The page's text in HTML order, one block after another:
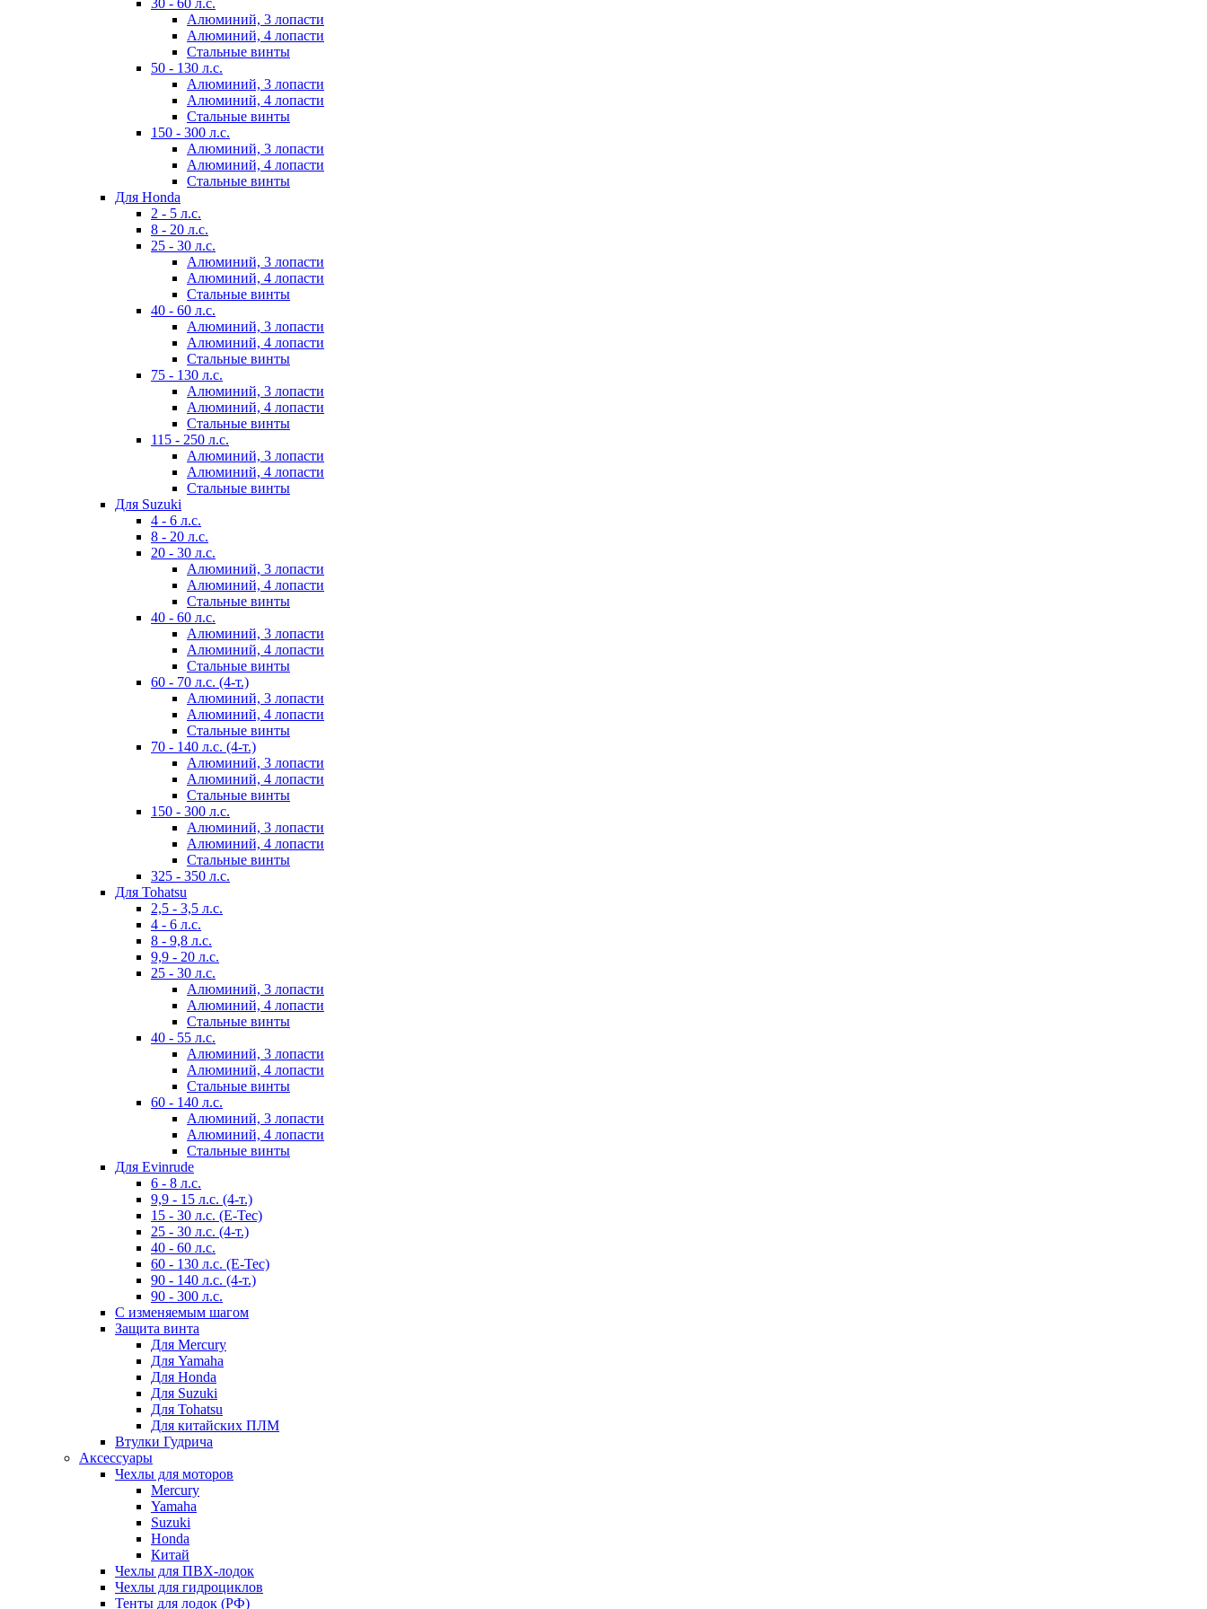
30 - 60 л.с.
Алюминий, 3 лопасти
Алюминий, 4 лопасти
Стальные винты
50 - 130 л.с.
Алюминий, 3 лопасти
Алюминий, 4 лопасти
Стальные винты
150 - 300 л.с.
Алюминий, 3 лопасти
Алюминий, 4 лопасти
Стальные винты
Для Honda
2 - 5 л.с.
8 - 20 л.с.
25 - 30 л.с.
Алюминий, 3 лопасти
Алюминий, 4 лопасти
Стальные винты
40 - 60 л.с.
Алюминий, 3 лопасти
Алюминий, 4 лопасти
Стальные винты
75 - 130 л.с.
Алюминий, 3 лопасти
Алюминий, 4 лопасти
Стальные винты
115 - 250 л.с.
Алюминий, 3 лопасти
Алюминий, 4 лопасти
Стальные винты
Для Suzuki
4 - 6 л.с.
8 - 20 л.с.
20 - 30 л.с.
Алюминий, 3 лопасти
Алюминий, 4 лопасти
Стальные винты
40 - 60 л.с.
Алюминий, 3 лопасти
Алюминий, 4 лопасти
Стальные винты
60 - 70 л.с. (4-т.)
Алюминий, 3 лопасти
Алюминий, 4 лопасти
Стальные винты
70 - 140 л.с. (4-т.)
Алюминий, 3 лопасти
Алюминий, 4 лопасти
Стальные винты
150 - 300 л.с.
Алюминий, 3 лопасти
Алюминий, 4 лопасти
Стальные винты
325 - 350 л.с.
Для Tohatsu
2,5 - 3,5 л.с.
4 - 6 л.с.
8 - 9,8 л.с.
9,9 - 20 л.с.
25 - 30 л.с.
Алюминий, 3 лопасти
Алюминий, 4 лопасти
Стальные винты
40 - 55 л.с.
Алюминий, 3 лопасти
Алюминий, 4 лопасти
Стальные винты
60 - 140 л.с.
Алюминий, 3 лопасти
Алюминий, 4 лопасти
Стальные винты
Для Evinrude
6 - 8 л.с.
9,9 - 15 л.с. (4-т.)
15 - 30 л.с. (E-Tec)
25 - 30 л.с. (4-т.)
40 - 60 л.с.
60 - 130 л.с. (E-Tec)
90 - 140 л.с. (4-т.)
90 - 300 л.с.
С изменяемым шагом
Защита винта
Для Mercury
Для Yamaha
Для Honda
Для Suzuki
Для Tohatsu
Для китайских ПЛМ
Втулки Гудрича
Аксессуары
Чехлы для моторов
Mercury
Yamaha
Suzuki
Honda
Китай
Чехлы для ПВХ-лодок
Чехлы для гидроциклов
Тенты для лодок (РФ)